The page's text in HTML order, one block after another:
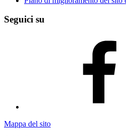
Seguici su
Mappa del sito